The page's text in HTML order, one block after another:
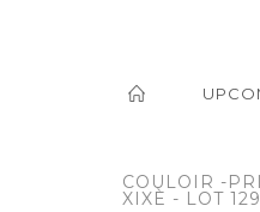
COULOIR -
XIXÈ - LOT 129